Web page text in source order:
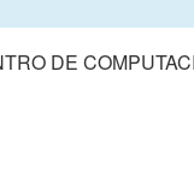
DE